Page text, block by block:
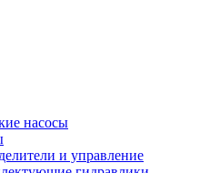
насосы
и управление